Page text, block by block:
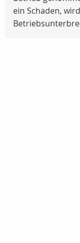
ein Schaden,